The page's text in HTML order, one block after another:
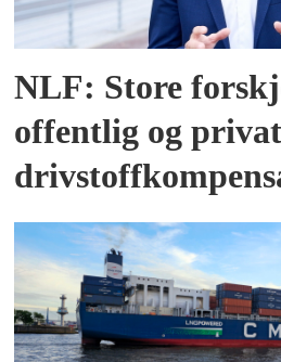
NLF: Store
offentlig og privat